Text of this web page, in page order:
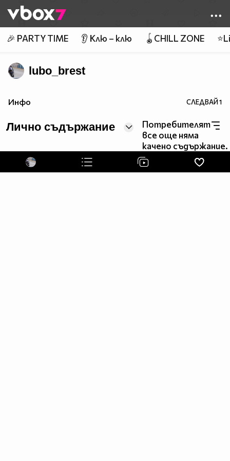
👾
🎉 PARTY TIME 👂 Клю – клю 🪀CHILL ZONE
lubo_brest
Инфо СЛЕДВАЙ1
Лично съдържание
Потребителят
все още няма
качено съдържание.